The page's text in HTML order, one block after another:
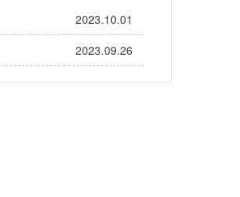
2023.10.01
2023.09.26